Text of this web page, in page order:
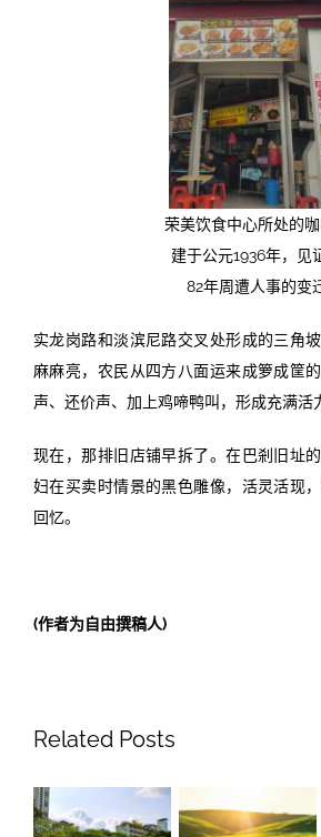
荣美饮食中心所处的
建于公元1936年，见
82年周遭人事的变
实龙岗路和淡滨尼路交叉处形成的三角
麻麻亮，农民从四方八面运来成箩成筐
声、还价声、加上鸡啼鸭叫，形成充满活
现在，那排旧店铺早拆了。在巴剎旧址
妇在买卖时情景的黑色雕像，活灵活现
回忆。
(作者为自由撰稿人)
Related Posts